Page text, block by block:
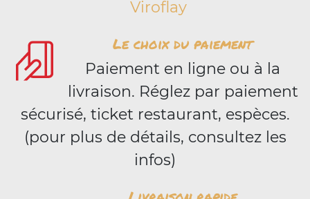
Viroflay
Le choix du paiement
Paiement en ligne ou à la
livraison. Réglez par paiement
sécurisé, ticket restaurant, espèces.
(pour plus de détails, consultez les
infos)